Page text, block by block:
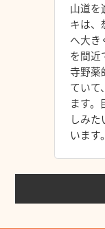
山道を
キは、
へ大き
を間近
寺野薬
ていて
ます。
しみ
います。